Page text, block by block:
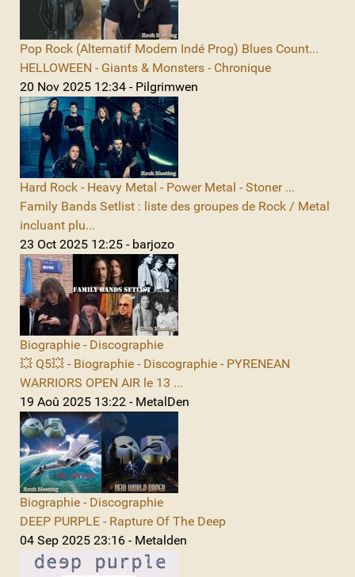
Pop Rock (Alternatif Modern Indé Prog) Blues Count...
HELLOWEEN - Giants & Monsters - Chronique
20 Nov 2025 12:34 - Pilgrimwen
Hard Rock - Heavy Metal - Power Metal - Stoner ...
Family Bands Setlist : liste des groupes de Rock / Metal
incluant plu...
23 Oct 2025 12:25 - barjozo
Biographie - Discographie
💥 Q5💥 - Biographie - Discographie - PYRENEAN
WARRIORS OPEN AIR le 13 ...
19 Aoû 2025 13:22 - MetalDen
Biographie - Discographie
DEEP PURPLE - Rapture Of The Deep
04 Sep 2025 23:16 - Metalden